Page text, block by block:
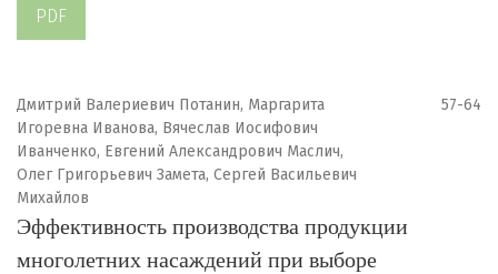
PDF
Дмитрий Валериевич Потанин, Маргарита
Игоревна Иванова, Вячеслав Иосифович
Иванченко, Евгений Александрович Маслич,
Олег Григорьевич Замета, Сергей Васильевич
Михайлов
57-64
Эффективность производства продукции
многолетних насаждений при выборе